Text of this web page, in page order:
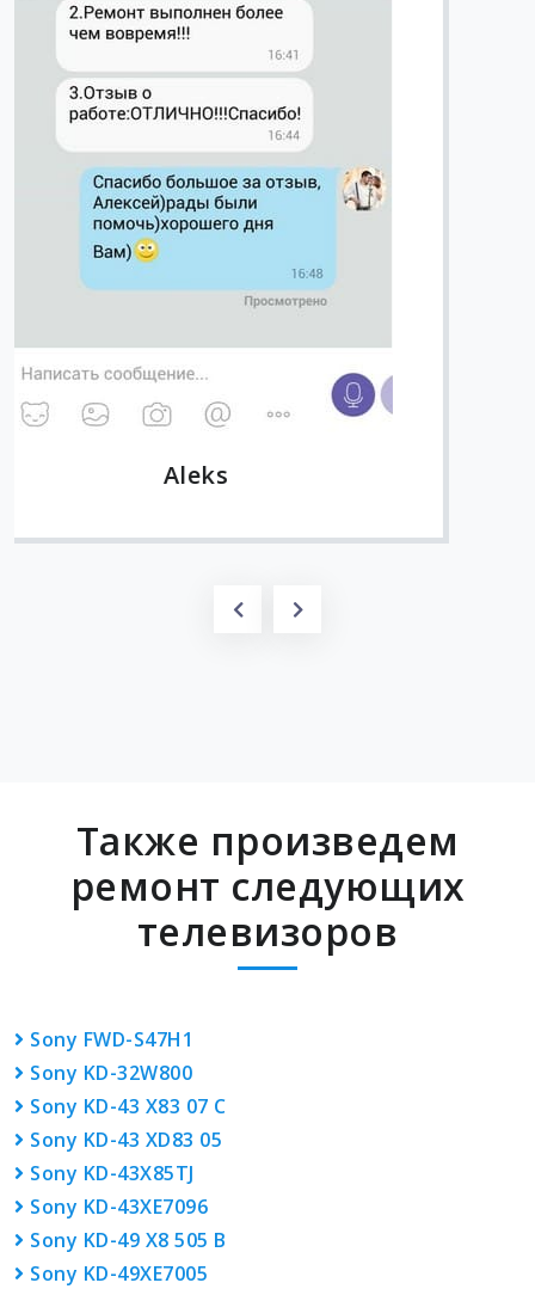
Также произведем
ремонт следующих
телевизоров
Sony FWD-S47H1
Sony KD-32W800
Sony KD-43 X83 07 C
Sony KD-43 XD83 05
Sony KD-43X85TJ
Sony KD-43XE7096
Sony KD-49 X8 505 B
Sony KD-49XE7005